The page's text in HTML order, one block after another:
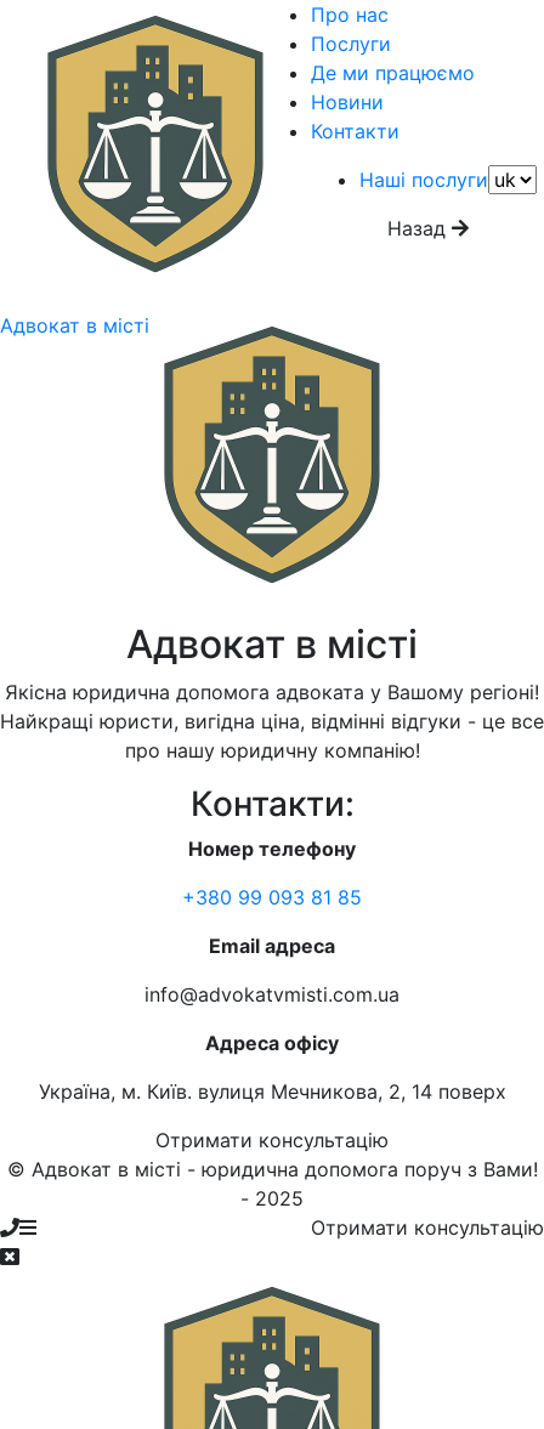
Адвокат в місті
Про нас
Послуги
Де ми працюємо
Новини
Контакти
Наші послуги
Назад
Адвокат в місті
Якісна юридична допомога адвоката у Вашому регіоні!
Найкращі юристи, вигідна ціна, відмінні відгуки - це все
про нашу юридичну компанію!
Контакти:
Номер телефону
+380 99 093 81 85
Email адреса
info@advokatvmisti.com.ua
Адреса офісу
Україна, м. Київ. вулиця Мечникова, 2, 14 поверх
Отримати консультацію
© Адвокат в місті - юридична допомога поруч з Вами!
- 2025
Отримати консультацію